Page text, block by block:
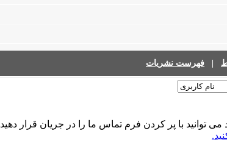
فهرست نشریات
توانید با پر کردن فرم تماس ما را در جریان قرار